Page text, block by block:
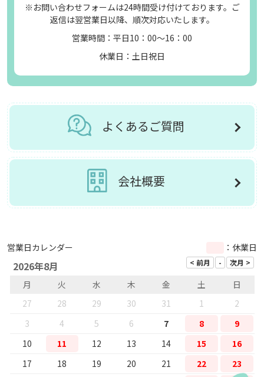
※お問い合わせフォームは24時間受け付けております。ご
返信は翌営業日以降、順次対応いたします。
営業時間：平日10：00～16：00
休業日：土日祝日
よくあるご質問
会社概要
営業日カレンダー ：休業日
2026年8月
月 火 水 木 金 土
日
27
28 29 30 31 1
2
3
4 5 6 7 8
9
10
11 12 13 14 15
16
17
18 19 20 21 22
23